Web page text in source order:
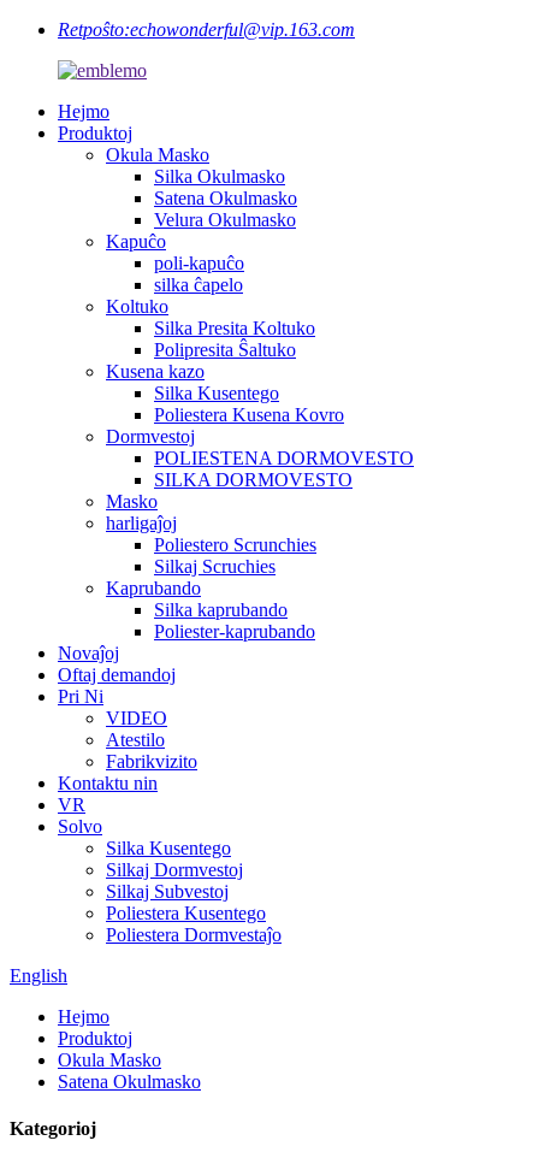
Retpoŝto:echowonderful@vip.163.com
Hejmo
Produktoj
Okula Masko
Silka Okulmasko
Satena Okulmasko
Velura Okulmasko
Kapuĉo
poli-kapuĉo
silka ĉapelo
Koltuko
Silka Presita Koltuko
Polipresita Ŝaltuko
Kusena kazo
Silka Kusentego
Poliestera Kusena Kovro
Dormvestoj
POLIESTENA DORMOVESTO
SILKA DORMOVESTO
Masko
harligaĵoj
Poliestero Scrunchies
Silkaj Scruchies
Kaprubando
Silka kaprubando
Poliester-kaprubando
Novaĵoj
Oftaj demandoj
Pri Ni
VIDEO
Atestilo
Fabrikvizito
Kontaktu nin
VR
Solvo
Silka Kusentego
Silkaj Dormvestoj
Silkaj Subvestoj
Poliestera Kusentego
Poliestera Dormvestaĵo
English
Hejmo
Produktoj
Okula Masko
Satena Okulmasko
Kategorioj